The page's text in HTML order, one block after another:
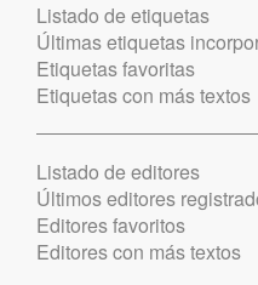
Listado de etiquetas
Últimas etiquetas
Etiquetas favoritas
Etiquetas con más textos
Listado de editores
Últimos editores
Editores favoritos
Editores con más textos